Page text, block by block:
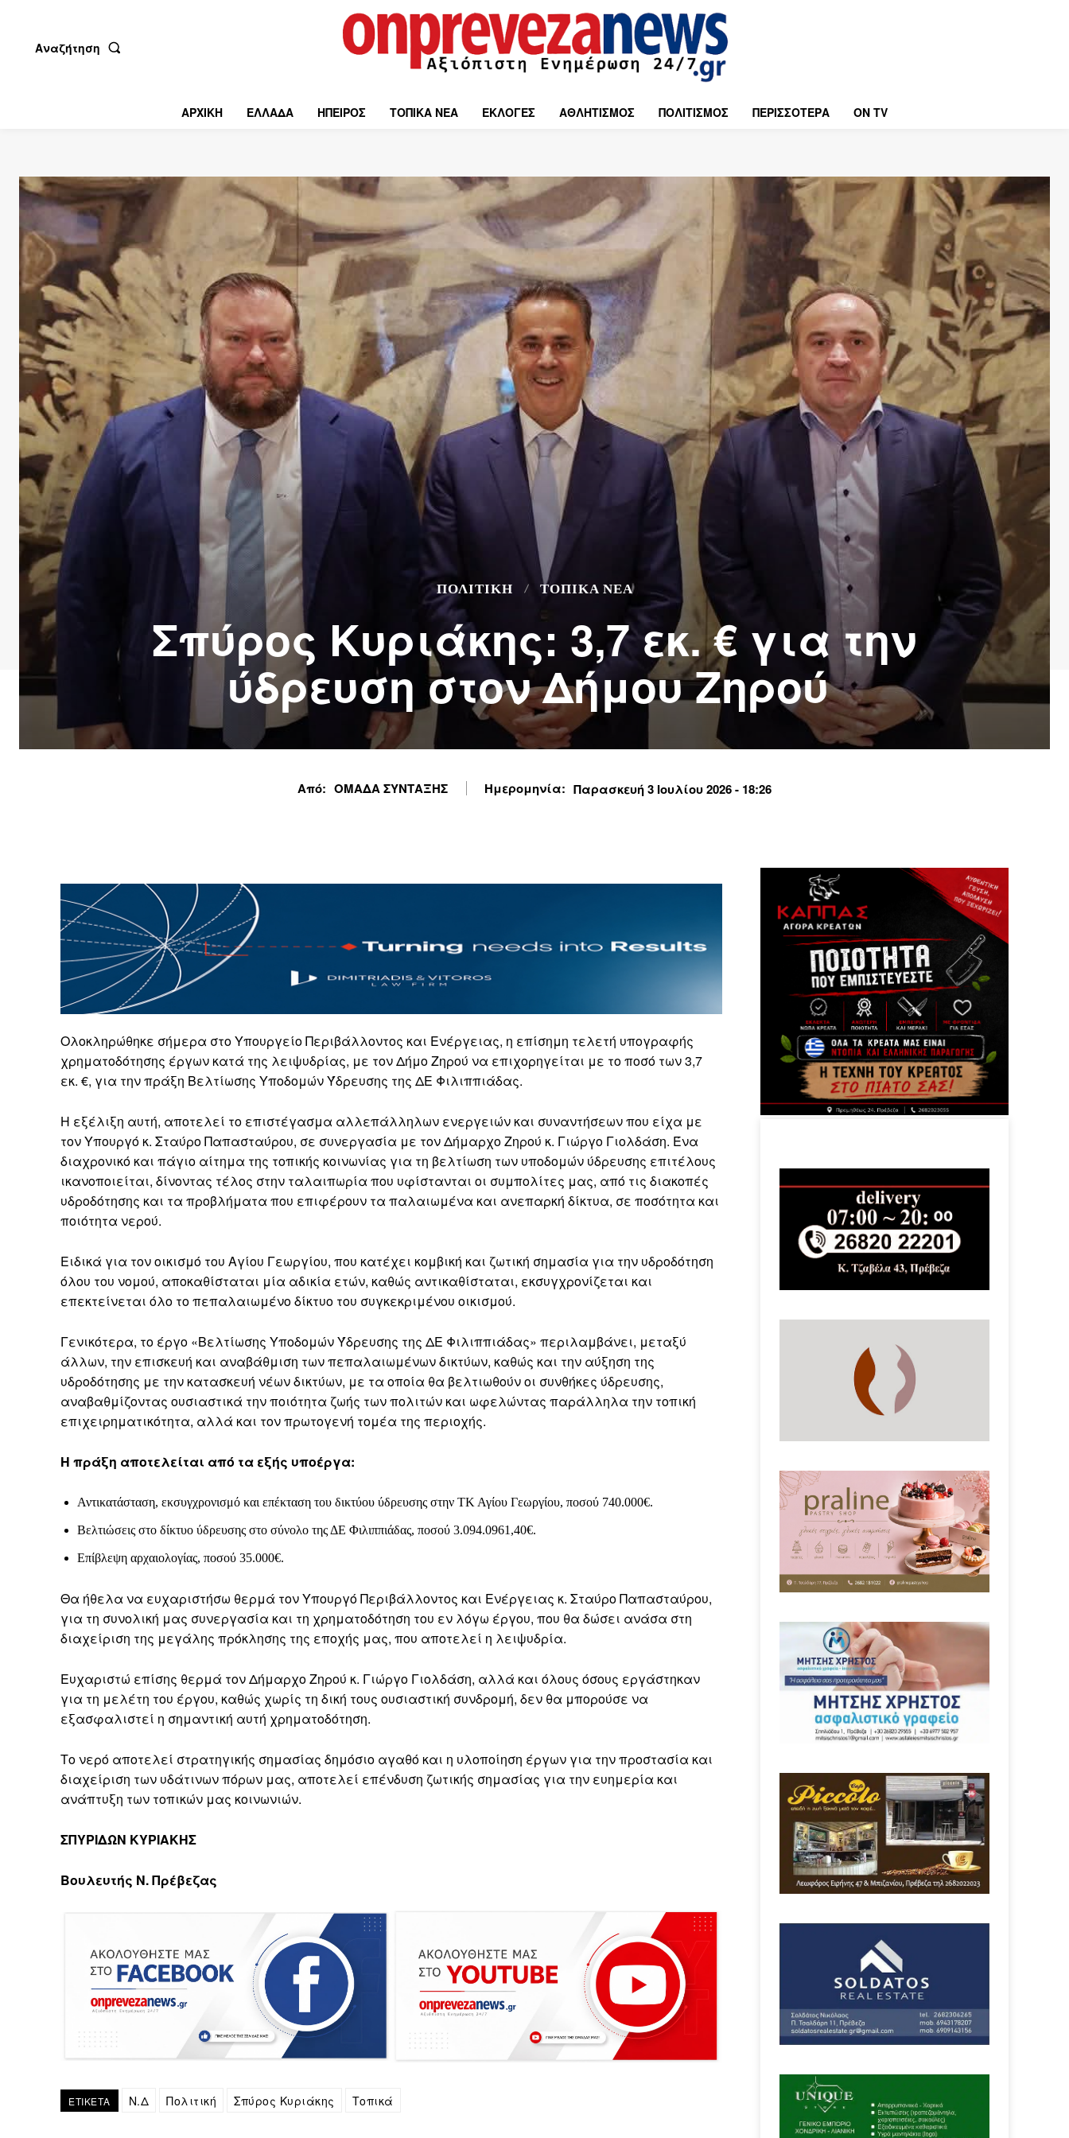
Αναζήτηση
ΑΡΧΙΚΗ ΕΛΛΑΔΑ ΗΠΕΙΡΟΣ ΤΟΠΙΚΑ ΝΕΑ ΕΚΛΟΓΕΣ ΑΘΛΗΤΙΣΜΟΣ ΠΟΛΙΤΙΣΜΟΣ ΠΕΡΙΣΣΟΤΕΡΑ ON TV
ΠΟΛΙΤΙΚΗ ΤΟΠΙΚΆ ΝΈΑ
Σπύρος Κυριάκης: 3,7 εκ. € για την
ύδρευση στον Δήμου Ζηρού
Από: ΟΜΑΔΑ ΣΥΝΤΑΞΗΣ Ημερομηνία: Παρασκευή 3 Ιουλίου 2026 - 18:26
Ολοκληρώθηκε σήμερα στο Υπουργείο Περιβάλλοντος και Ενέργειας, η επίσημη τελετή υπογραφής
χρηματοδότησης έργων κατά της λειψυδρίας, με τον Δήμο Ζηρού να επιχορηγείται με το ποσό των 3,7
εκ. €, για την πράξη Βελτίωσης Υποδομών Ύδρευσης της ΔΕ Φιλιππιάδας.
Η εξέλιξη αυτή, αποτελεί το επιστέγασμα αλλεπάλληλων ενεργειών και συναντήσεων που είχα με
τον Υπουργό κ. Σταύρο Παπασταύρου, σε συνεργασία με τον Δήμαρχο Ζηρού κ. Γιώργο Γιολδάση. Ένα
διαχρονικό και πάγιο αίτημα της τοπικής κοινωνίας για τη βελτίωση των υποδομών ύδρευσης επιτέλους
ικανοποιείται, δίνοντας τέλος στην ταλαιπωρία που υφίστανται οι συμπολίτες μας, από τις διακοπές
υδροδότησης και τα προβλήματα που επιφέρουν τα παλαιωμένα και ανεπαρκή δίκτυα, σε ποσότητα και
ποιότητα νερού.
Ειδικά για τον οικισμό του Αγίου Γεωργίου, που κατέχει κομβική και ζωτική σημασία για την υδροδότηση
όλου του νομού, αποκαθίσταται μία αδικία ετών, καθώς αντικαθίσταται, εκσυγχρονίζεται και
επεκτείνεται όλο το πεπαλαιωμένο δίκτυο του συγκεκριμένου οικισμού.
Γενικότερα, το έργο «Βελτίωσης Υποδομών Ύδρευσης της ΔΕ Φιλιππιάδας» περιλαμβάνει, μεταξύ
άλλων, την επισκευή και αναβάθμιση των πεπαλαιωμένων δικτύων, καθώς και την αύξηση της
υδροδότησης με την κατασκευή νέων δικτύων, με τα οποία θα βελτιωθούν οι συνθήκες ύδρευσης,
αναβαθμίζοντας ουσιαστικά την ποιότητα ζωής των πολιτών και ωφελώντας παράλληλα την τοπική
επιχειρηματικότητα, αλλά και τον πρωτογενή τομέα της περιοχής.
Η πράξη αποτελείται από τα εξής υποέργα:
Αντικατάσταση, εκσυγχρονισμό και επέκταση του δικτύου ύδρευσης στην ΤΚ Αγίου Γεωργίου, ποσού 740.000€.
Βελτιώσεις στο δίκτυο ύδρευσης στο σύνολο της ΔΕ Φιλιππιάδας, ποσού 3.094.0961,40€.
Επίβλεψη αρχαιολογίας, ποσού 35.000€.
Θα ήθελα να ευχαριστήσω θερμά τον Υπουργό Περιβάλλοντος και Ενέργειας κ. Σταύρο Παπασταύρου,
για τη συνολική μας συνεργασία και τη χρηματοδότηση του εν λόγω έργου, που θα δώσει ανάσα στη
διαχείριση της μεγάλης πρόκλησης της εποχής μας, που αποτελεί η λειψυδρία.
Ευχαριστώ επίσης θερμά τον Δήμαρχο Ζηρού κ. Γιώργο Γιολδάση, αλλά και όλους όσους εργάστηκαν
για τη μελέτη του έργου, καθώς χωρίς τη δική τους ουσιαστική συνδρομή, δεν θα μπορούσε να
εξασφαλιστεί η σημαντική αυτή χρηματοδότηση.
Το νερό αποτελεί στρατηγικής σημασίας δημόσιο αγαθό και η υλοποίηση έργων για την προστασία και
διαχείριση των υδάτινων πόρων μας, αποτελεί επένδυση ζωτικής σημασίας για την ευημερία και
ανάπτυξη των τοπικών μας κοινωνιών.
ΣΠΥΡΙΔΩΝ ΚΥΡΙΑΚΗΣ
Βουλευτής Ν. Πρέβεζας
ΕΤΙΚΕΤΑ Ν.Δ Πολιτική Σπύρος Κυριάκης Τοπικά